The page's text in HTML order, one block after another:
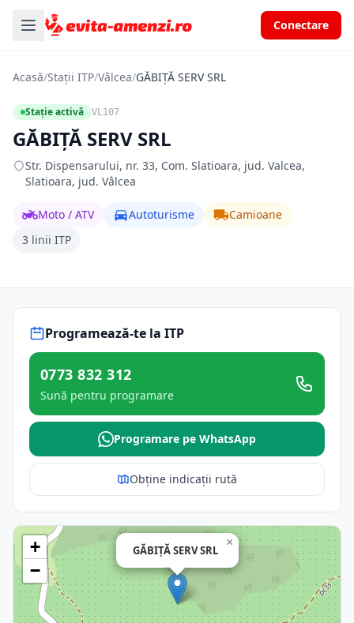
Conectare
Acasă/Stații ITP/Vâlcea/GĂBIŢĂ SERV SRL
Stație activă VL107
GĂBIŢĂ SERV SRL
Str. Dispensarului, nr. 33, Com. Slatioara, jud. Valcea,
Slatioara, jud. Vâlcea
Moto / ATV Autoturisme
Camioane
3 linii ITP
Programează-te la ITP
0773 832 312
Sună pentru programare
Programare pe WhatsApp
Obține indicații rută
GĂBIŢĂ SERV SRL
×
+
−